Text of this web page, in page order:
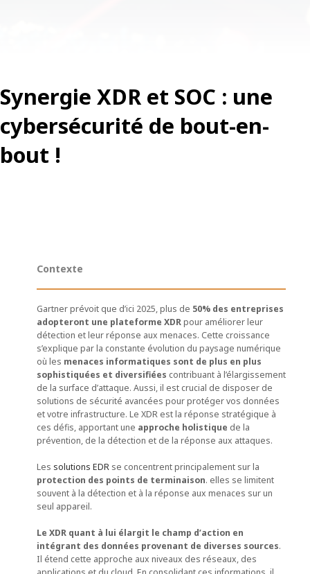
Synergie XDR et SOC : une
cybersécurité de bout-en-
bout !
Contexte
Gartner prévoit que d’ici 2025, plus de 50% des entreprises
adopteront une plateforme XDRpour améliorer leur
détection et leur réponse aux menaces. Cette croissance
s’explique par la constante évolution du paysage numérique
où les menaces informatiques sont de plus en plus
sophistiquées et diversifiées contribuant à l’élargissement
de la surface d’attaque. Aussi, il est crucial de disposer de
solutions de sécurité avancées pour protéger vos données
et votre infrastructure. Le XDR est la réponse stratégique à
ces défis, apportant une approche holistique de la
prévention, de la détection et de la réponse aux attaques.
Les solutions EDRse concentrent principalement sur la
protection des points de terminaison. elles se limitent
souvent à la détection et à la réponse aux menaces sur un
seul appareil.
Le XDR quant à lui élargit le champ d’action en
intégrant des données provenant de diverses sources.
Il étend cette approche aux niveaux des réseaux, des